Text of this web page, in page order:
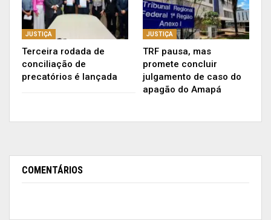
ambiente de trabalho mais qualificado e alinhado
com as necessidades da área fiscal do Estado do
Amapá”, disse o procurador-geral Dr. Thiago
Albuquerque ao comentar sobre a participação da
PGE no evento.
JUSTIÇA
Terceira rodada de
conciliação de
precatórios é lançada
JUSTIÇA
TRF pausa, mas
promete concluir
julgamento de caso do
apagão do Amapá
COMENTÁRIOS